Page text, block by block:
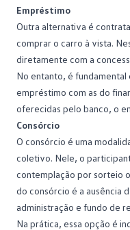
Empréstimo
Outra alternativa é
comprar o carro à vista.
diretamente com a
No entanto, é fundamental
empréstimo com as do
oferecidas pelo banco, o
Consórcio
O consórcio é uma
coletivo. Nele, o
contemplação por sorteio
do consórcio é a ausência
administração e fundo de
Na prática, essa opção é